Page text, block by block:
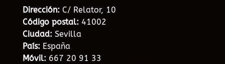
Dirección: C/ Relator, 10
Código postal: 41002
Ciudad: Sevilla
País: España
Móvil: 667 20 91 33